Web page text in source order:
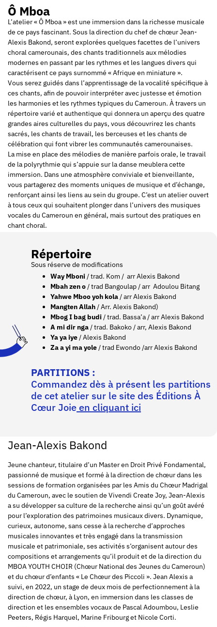
Ô Mboa
L’atelier « Ô Mboa » est une immersion dans la richesse musicale
de ce pays fascinant. Sous la direction du chef de chœur Jean-
Alexis Bakond, seront explorées quelques facettes de l’univers
choral camerounais, des chants traditionnels aux mélodies
modernes en passant par les rythmes et les langues divers qui
caractérisent ce pays surnommé « Afrique en miniature ».
Vous serez guidés dans l’apprentissage de la vocalité spécifique à
ces chants, afin de pouvoir interpréter avec justesse et émotion
les harmonies et les rythmes typiques du Cameroun. À travers un
répertoire varié et authentique qui donnera un aperçu des quatre
grandes aires culturelles du pays, vous découvrirez les chants
sacrés, les chants de travail, les berceuses et les chants de
célébration qui font vibrer les communautés camerounaises.
La mise en place des mélodies de manière parfois orale, le travail
de la polyrythmie qui s’appuie sur la danse meublera cette
immersion. Dans une atmosphère conviviale et bienveillante,
vous partagerez des moments uniques de musique et d’échange,
renforçant ainsi les liens au sein du groupe. C’est un atelier ouvert
à tous ceux qui souhaitent plonger dans l’univers des musiques
vocales du Cameroun en général, mais surtout des pratiques en
chant choral.
Répertoire
Sous réserve de modifications
Way Mboni / trad. Kom / arr Alexis Bakond
Mbah zen o / trad Bangoulap / arr Adoulou Bitang
Yahwe Mboo yoh kola / arr Alexis Bakond
Mangten Allah / Arr. Alexis Bakond)
Mbog I bag budi / trad. Bassa’a / arr Alexis Bakond
A mi dir nga / trad. Bakoko / arr, Alexis Bakond
Ya ya iye / Alexis Bakond
Za a yi ma yole / trad Ewondo /arr Alexis Bakond
PARTITIONS :
Commandez dès à présent les partitions
de cet atelier sur le site des Éditions À
Cœur Joieen cliquant ici
Jean-Alexis Bakond
Jeune chanteur, titulaire d’un Master en Droit Privé Fondamental,
passionné de musique et formé à la direction de chœur dans les
sessions de formation organisées par les Amis du Chœur Madrigal
du Cameroun, avec le soutien de Vivendi Create Joy, Jean-Alexis
a su développer sa culture de la recherche ainsi qu’un goût avéré
pour l’exploration des patrimoines musicaux divers. Dynamique,
curieux, autonome, sans cesse à la recherche d’approches
musicales innovantes et très engagé dans la transmission
musicale et patrimoniale, ses activités s’organisent autour des
compositions et arrangements qu’il produit et de la direction du
MBOA YOUTH CHOIR (Chœur National des Jeunes du Cameroun)
et du chœur d’enfants « Le Chœur des Piccoli ». Jean Alexis a
suivi, en 2022, un stage de deux mois de perfectionnement à la
direction de chœur, à Lyon, en immersion dans les classes de
direction et les ensembles vocaux de Pascal Adoumbou, Leslie
Peeters, Régis Harquel, Marine Fribourg et Nicole Corti.